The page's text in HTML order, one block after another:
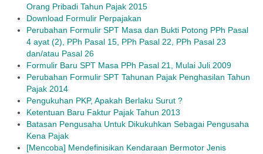
Orang Pribadi Tahun Pajak 2015
Download Formulir Perpajakan
Perubahan Formulir SPT Masa dan Bukti Potong PPh Pasal
4 ayat (2), PPh Pasal 15, PPh Pasal 22, PPh Pasal 23
dan/atau Pasal 26
Formulir Baru SPT Masa PPh Pasal 21, Mulai Juli 2009
Perubahan Formulir SPT Tahunan Pajak Penghasilan Tahun
Pajak 2014
Pengukuhan PKP, Apakah Berlaku Surut ?
Ketentuan Baru Faktur Pajak Tahun 2013
Batasan Pengusaha Untuk Dikukuhkan Sebagai Pengusaha
Kena Pajak
[Mencoba] Mendefinisikan Kendaraan Bermotor Jenis